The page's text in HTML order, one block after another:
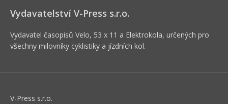
Vydavatelství V-Press s.r.o.
Vydavatel časopisů Velo, 53 x 11 a Elektrokola, určených pro
všechny milovníky cyklistiky a jízdních kol.
V-Press s.r.o.